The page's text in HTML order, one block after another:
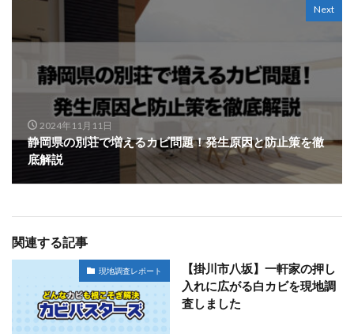
Next
2024年11月11日
静岡県の別荘で増えるカビ問題！発生原因と防止策を徹
底解説
関連する記事
現地調査レポート
【掛川市八坂】一軒家の押し
入れに広がる白カビを現地調
査しました